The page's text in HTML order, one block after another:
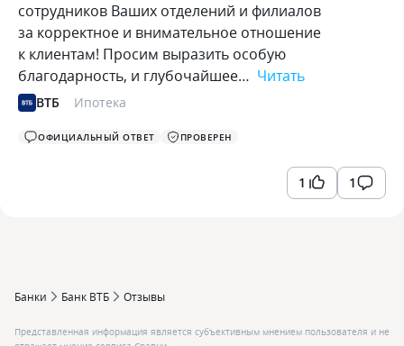
сотрудников Ваших отделений и филиалов
за корректное и внимательное отношение
к клиентам! Просим выразить особую
благодарность, и глубочайшее… Читать
ВТБ Ипотека
ОФИЦИАЛЬНЫЙ ОТВЕТ ПРОВЕРЕН
1 1
Банки Банк ВТБ Отзывы
Представленная информация является субъективным мнением пользователя и не